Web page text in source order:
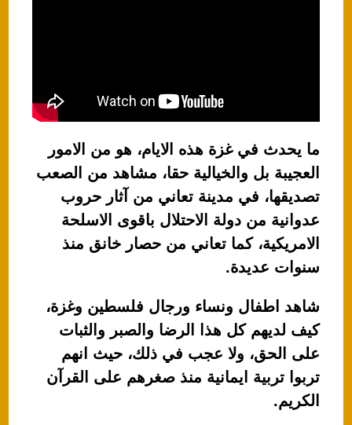
ما يحدث في غزة هذه الايام، هو من الامور
العجيبة بل والخيالية حقا، مشاهد من الصعب
تصديقها، في مدينة تعاني من آثار حروب
عدوانية من دولة الاحتلال باقوى الاسلحة
الامريكية، كما تعاني من حصار خانق منذ
سنوات عديدة.
شاهد اطفال ونساء ورجال فلسطين وغزة،
كيف لديهم كل هذا الرضا والصبر والثبات
على الحق، ولا عجب في ذلك، حيث انهم
تربوا تربية ايمانية منذ صغرهم على القرآن
الكريم.